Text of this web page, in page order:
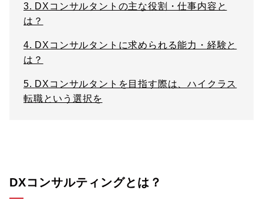
3. DXコンサルタントの主な役割・仕事内容と
は？
4. DXコンサルタントに求められる能力・経験と
は？
5. DXコンサルタントを目指す際は、ハイクラス
転職という選択を
DXコンサルティングとは？